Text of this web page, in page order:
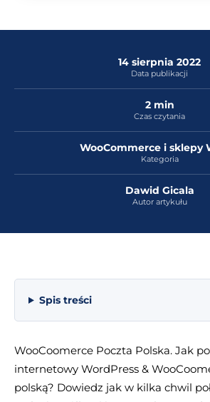
14 sierpnia 2022
Data publikacji
2 min
Czas czytania
WooCommerce i sklepy
Kategoria
Dawid Gicala
Autor artykułu
Spis treści
WooCoomerce Poczta Polska. Jak
internetowy WordPress &
polską? Dowiedz jak w kilka chwil